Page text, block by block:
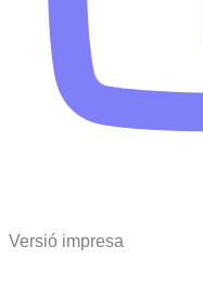
Versió impresa